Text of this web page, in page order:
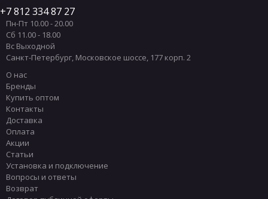
7 812 334 87 27
Пн-Пт 10.00 - 20.00
Сб 11.00 - 18.00
Вс Выходной
Санкт-Петербург, Московское шоссе, 177 корп. 2
О нас
Бренды
Купить оптом
Контакты
Доставка
Оплата
Акции
Статьи
Установка и подключение
Вопросы и ответы
Возврат